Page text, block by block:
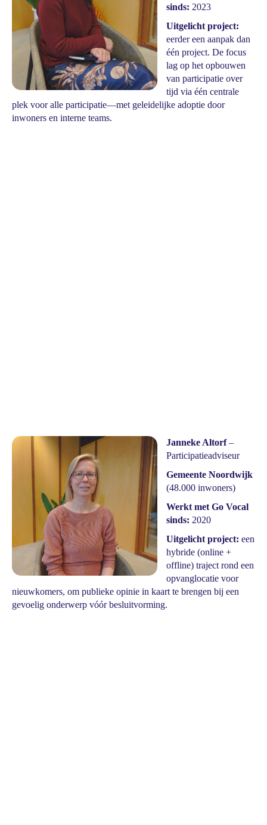
sinds: 2023
Uitgelicht project:
eerder een aanpak dan
één project. De focus
lag op het opbouwen
van participatie over
tijd via één centrale
plek voor alle participatie—met geleidelijke adoptie door
inwoners en interne teams.
Janneke Altorf–
Participatieadviseur
Gemeente Noordwijk
(48.000 inwoners)
Werkt met Go Vocal
sinds: 2020
Uitgelicht project: een
hybride (online +
offline) traject rond een
opvanglocatie voor
nieuwkomers, om publieke opinie in kaart te brengen bij een
gevoelig onderwerp vóór besluitvorming.